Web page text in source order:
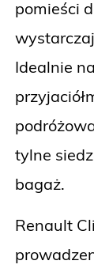
pomieści
Idealnie
tylne
bagaż.
Renault